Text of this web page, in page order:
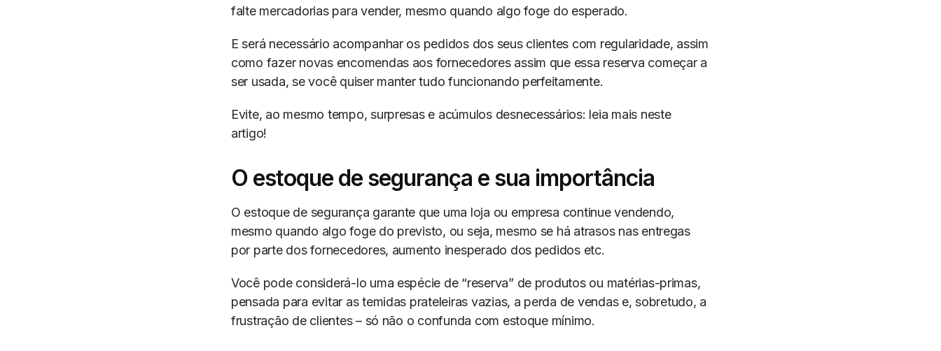
falte mercadorias para vender, mesmo quando algo foge do esperado.
E será necessário acompanhar os pedidos dos seus clientes com regularidade, assim
como fazer novas encomendas aos fornecedores assim que essa reserva começar a
ser usada, se você quiser manter tudo funcionando perfeitamente.
Evite, ao mesmo tempo, surpresas e acúmulos desnecessários: leia mais neste
artigo!
O estoque de segurança e sua importância
O estoque de segurança garante que uma loja ou empresa continue vendendo,
mesmo quando algo foge do previsto, ou seja, mesmo se há atrasos nas entregas
por parte dos fornecedores, aumento inesperado dos pedidos etc.
Você pode considerá-lo uma espécie de “reserva” de produtos ou matérias-primas,
pensada para evitar as temidas prateleiras vazias, a perda de vendas e, sobretudo, a
frustração de clientes – só não o confunda com estoque mínimo.